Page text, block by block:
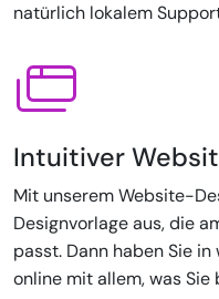
natürlich lokalem
Intuitiver
Mit unserem Website-
Designvorlage aus, die
passt. Dann haben Sie
online mit allem, was Sie